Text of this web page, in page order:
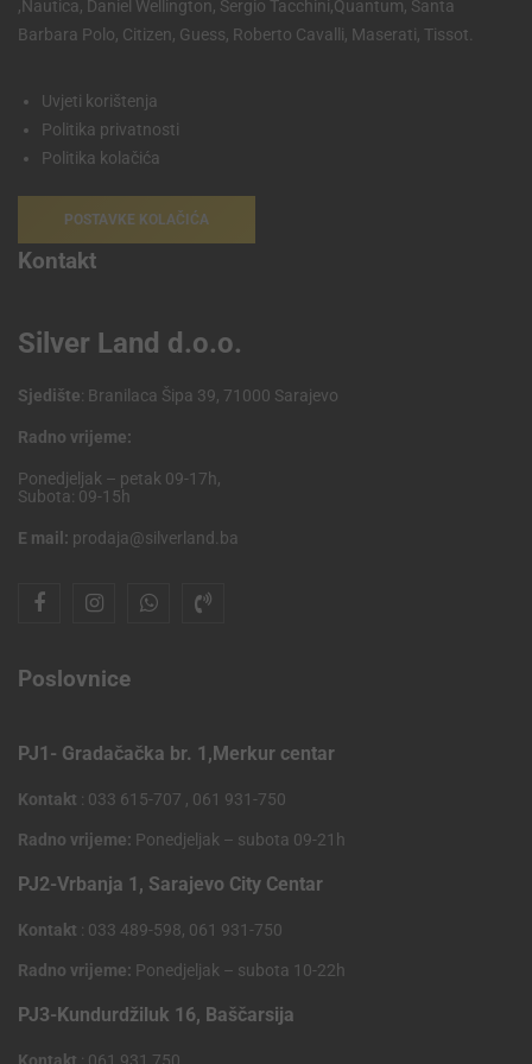
,Nautica, Daniel Wellington, Sergio Tacchini,Quantum, Santa
Barbara Polo, Citizen, Guess, Roberto Cavalli, Maserati, Tissot.
Uvjeti korištenja
Politika privatnosti
Politika kolačića
POSTAVKE KOLAČIĆA
Kontakt
Silver Land d.o.o.
Sjedište: Branilaca Šipa 39, 71000 Sarajevo
Radno vrijeme:
Ponedjeljak – petak 09-17h,
Subota: 09-15h
E mail: prodaja@silverland.ba
Poslovnice
PJ1- Gradačačka br. 1,Merkur centar
Kontakt : 033 615-707 , 061 931-750
Radno vrijeme: Ponedjeljak – subota 09-21h
PJ2-Vrbanja 1, Sarajevo City Centar
Kontakt : 033 489-598, 061 931-750
Radno vrijeme: Ponedjeljak – subota 10-22h
PJ3-Kundurdžiluk 16, Baščarsija